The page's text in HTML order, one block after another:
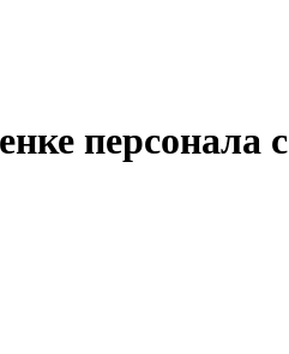
персонала